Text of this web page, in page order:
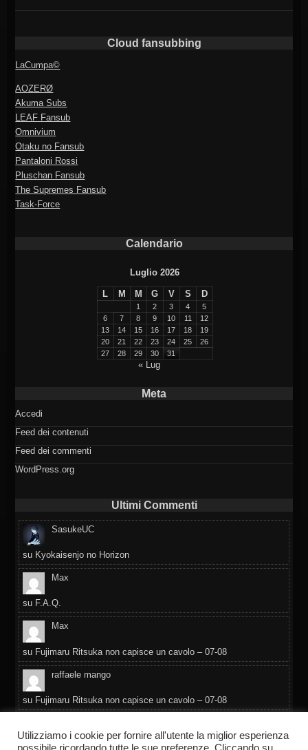
Cloud fansubbing
LaCumpa©
AOZERØ
Akuma Subs
LEAF Fansub
Omnivium
Otaku no Fansub
Pantaloni Rossi
Pluschan Fansub
The Supremes Fansub
Task-Force
Calendario
Luglio 2026
L M M G V S D
1 2 3 4
5
6
7 8 9 10 11
12
13
14 15 16 17 18
19
20
21 22 23 24 25
26
27
28 29 30 31
« Lug
Meta
Accedi
Feed dei contenuti
Feed dei commenti
WordPress.org
Ultimi Commenti
SasukeUC
su Kyokaisenjo no Horizon
Max
su F.A.Q.
Max
su Fujimaru Ritsuka non capisce un cavolo – 07-08
raffaele mango
su Fujimaru Ritsuka non capisce un cavolo – 07-08
Utilizziamo i cookie per fornire all'utente la miglior esperienza